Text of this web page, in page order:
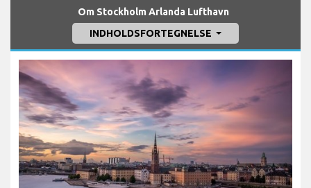
Om Stockholm Arlanda Lufthavn
INDHOLDSFORTEGNELSE